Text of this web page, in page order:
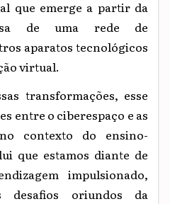
que emerge a partir da
de uma rede de
aparatos tecnológicos
virtual.
transformações, esse
entre o ciberespaço e as
contexto do ensino-
que estamos diante de
impulsionado,
desafios oriundos da